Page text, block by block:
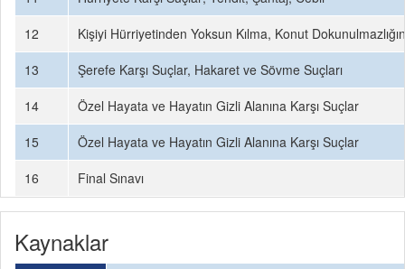
12
Kişiyi Hürriyetinden Yoksun Kılma, Konut
13
Şerefe Karşı Suçlar, Hakaret ve Sövme Suçları
14
Özel Hayata ve Hayatın Gizli Alanına Karşı Suçlar
15
Özel Hayata ve Hayatın Gizli Alanına Karşı Suçlar
16
Final Sınavı
Kaynaklar